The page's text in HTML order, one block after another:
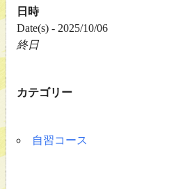
日時
Date(s) - 2025/10/06
終日
カテゴリー
自習コース